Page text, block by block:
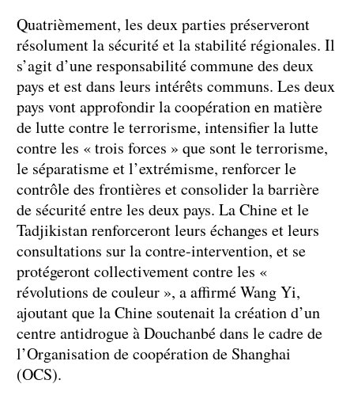
Quatrièmement, les deux parties préserveront
résolument la sécurité et la stabilité régionales. Il
s’agit d’une responsabilité commune des deux
pays et est dans leurs intérêts communs. Les deux
pays vont approfondir la coopération en matière
de lutte contre le terrorisme, intensifier la lutte
contre les « trois forces » que sont le terrorisme,
le séparatisme et l’extrémisme, renforcer le
contrôle des frontières et consolider la barrière
de sécurité entre les deux pays. La Chine et le
Tadjikistan renforceront leurs échanges et leurs
consultations sur la contre-intervention, et se
protégeront collectivement contre les «
révolutions de couleur », a affirmé Wang Yi,
ajoutant que la Chine soutenait la création d’un
centre antidrogue à Douchanbé dans le cadre de
l’Organisation de coopération de Shanghai
(OCS).